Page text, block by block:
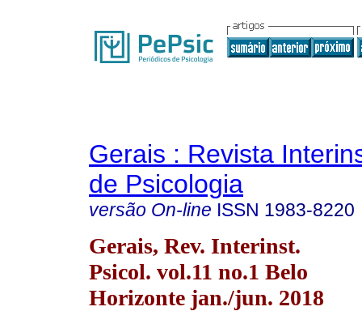
Gerais : Revista
de Psicologia
versão On-line ISSN 1983-8220
Gerais, Rev. Interinst.
Psicol. vol.11 no.1 Belo
Horizonte jan./jun. 2018